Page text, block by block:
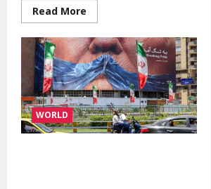
Read More
more
Gorakhpur
Fire
Accident
:
गोरखपुर
में
ट्रक-
डंपर
टक्कर
के
बाद
WORLD